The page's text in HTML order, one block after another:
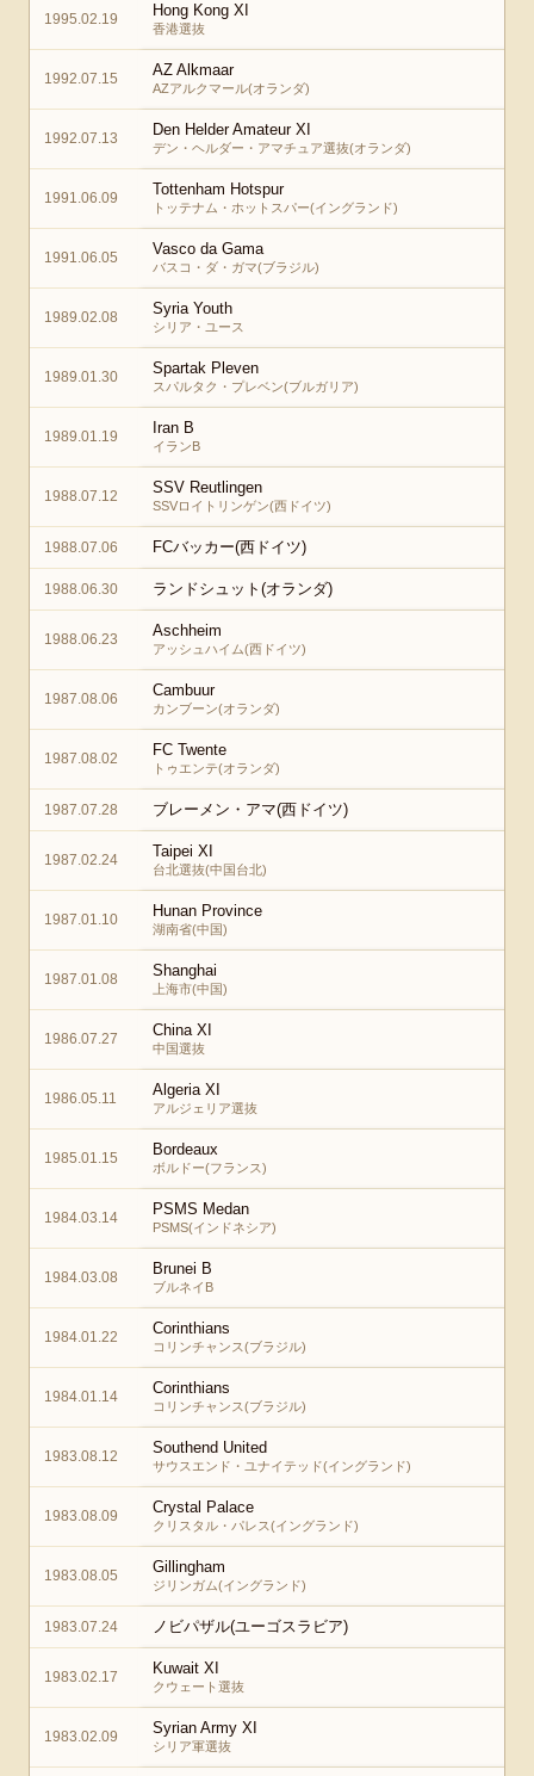
1995.02.19 Hong Kong XI
香港選抜
1992.07.15 AZ Alkmaar
AZアルクマール(オランダ)
1992.07.13 Den Helder Amateur XI
デン・ヘルダー・アマチュア選抜(オランダ)
1991.06.09 Tottenham Hotspur
トッテナム・ホットスパー(イングランド)
1991.06.05 Vasco da Gama
バスコ・ダ・ガマ(ブラジル)
1989.02.08 Syria Youth
シリア・ユース
1989.01.30 Spartak Pleven
スパルタク・プレベン(ブルガリア)
1989.01.19 Iran B
イランB
1988.07.12 SSV Reutlingen
SSVロイトリンゲン(西ドイツ)
1988.07.06 FCバッカー(西ドイツ)
1988.06.30 ランドシュット(オランダ)
1988.06.23 Aschheim
アッシュハイム(西ドイツ)
1987.08.06 Cambuur
カンブーン(オランダ)
1987.08.02 FC Twente
トゥエンテ(オランダ)
1987.07.28 ブレーメン・アマ(西ドイツ)
1987.02.24 Taipei XI
台北選抜(中国台北)
1987.01.10 Hunan Province
湖南省(中国)
1987.01.08 Shanghai
上海市(中国)
1986.07.27 China XI
中国選抜
1986.05.11 Algeria XI
アルジェリア選抜
1985.01.15 Bordeaux
ボルドー(フランス)
1984.03.14 PSMS Medan
PSMS(インドネシア)
1984.03.08 Brunei B
ブルネイB
1984.01.22 Corinthians
コリンチャンス(ブラジル)
1984.01.14 Corinthians
コリンチャンス(ブラジル)
1983.08.12 Southend United
サウスエンド・ユナイテッド(イングランド)
1983.08.09 Crystal Palace
クリスタル・パレス(イングランド)
1983.08.05 Gillingham
ジリンガム(イングランド)
1983.07.24 ノビパザル(ユーゴスラビア)
1983.02.17 Kuwait XI
クウェート選抜
1983.02.09 Syrian Army XI
シリア軍選抜